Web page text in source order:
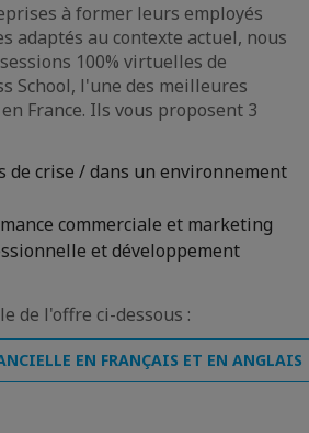
à former leurs employés
adaptés au contexte actuel, nous
100% virtuelles de
School, l'une des meilleures
France. Ils vous proposent 3
de crise / dans un environnement
commerciale et marketing
et développement
de l'offre ci-dessous :
EN FRANÇAIS ET EN ANGLAIS